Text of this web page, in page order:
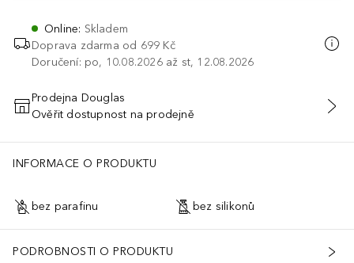
Online: Skladem
Doprava zdarma od 699 Kč
Doručení: po, 10.08.2026 až st, 12.08.2026
PŘIDAT DO KOŠÍKU
Prodejna Douglas
Ověřit dostupnost na prodejně
INFORMACE O PRODUKTU
bez parafinu bez silikonů
PODROBNOSTI O PRODUKTU